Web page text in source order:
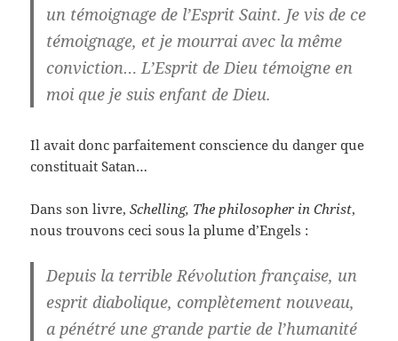
un témoignage de l’Esprit Saint. Je vis de ce
témoignage, et je mourrai avec la même
conviction… L’Esprit de Dieu témoigne en
moi que je suis enfant de Dieu.
Il avait donc parfaitement conscience du danger que
constituait Satan…
Dans son livre, Schelling, The philosopher in Christ,
nous trouvons ceci sous la plume d’Engels :
Depuis la terrible Révolution française, un
esprit diabolique, complètement nouveau,
a pénétré une grande partie de l’humanité